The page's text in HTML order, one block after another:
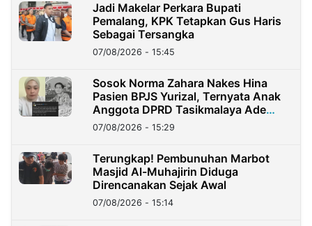
Jadi Makelar Perkara Bupati
Pemalang, KPK Tetapkan Gus Haris
Sebagai Tersangka
07/08/2026 - 15:45
Sosok Norma Zahara Nakes Hina
Pasien BPJS Yurizal, Ternyata Anak
Anggota DPRD Tasikmalaya Ade
Lukman
07/08/2026 - 15:29
Terungkap! Pembunuhan Marbot
Masjid Al-Muhajirin Diduga
Direncanakan Sejak Awal
07/08/2026 - 15:14